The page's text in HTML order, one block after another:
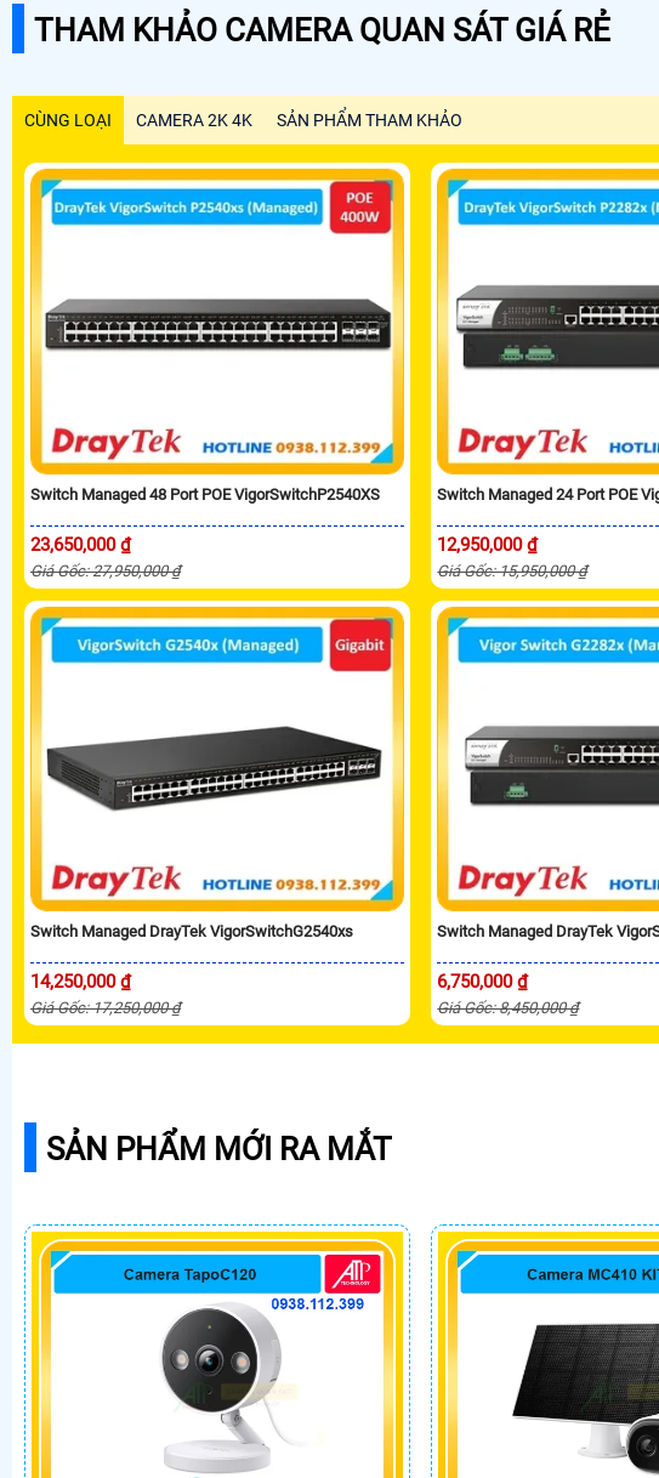
THAM KHẢO CAMERA QUAN SÁT GIÁ RẺ
CÙNG LOẠI CAMERA 2K 4K SẢN PHẨM THAM KHẢO
Switch Managed 48 Port POE VigorSwitchP2540XS
23,650,000 ₫
Giá Gốc: 27,950,000 ₫
Switch Managed 24 Port POE
12,950,000 ₫
Giá Gốc: 15,950,000 ₫
Switch Managed DrayTek VigorSwitchG2540xs
14,250,000 ₫
Giá Gốc: 17,250,000 ₫
Switch Managed DrayTek
6,750,000 ₫
Giá Gốc: 8,450,000 ₫
SẢN PHẨM MỚI RA MẮT